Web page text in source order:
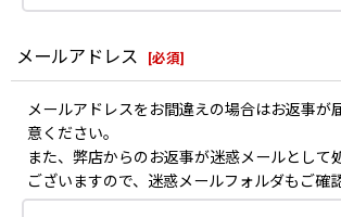
メールアドレス [必須]
メールアドレスをお間違えの場合はお返事が
意ください。
また、弊店からのお返事が迷惑メールとして
ございますので、迷惑メールフォルダもご確